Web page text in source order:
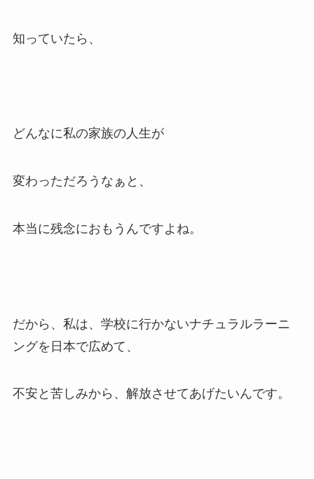
知っていたら、
どんなに私の家族の人生が
変わっただろうなぁと、
本当に残念におもうんですよね。
だから、私は、学校に行かないナチュラルラーニ
ングを日本で広めて、
不安と苦しみから、解放させてあげたいんです。